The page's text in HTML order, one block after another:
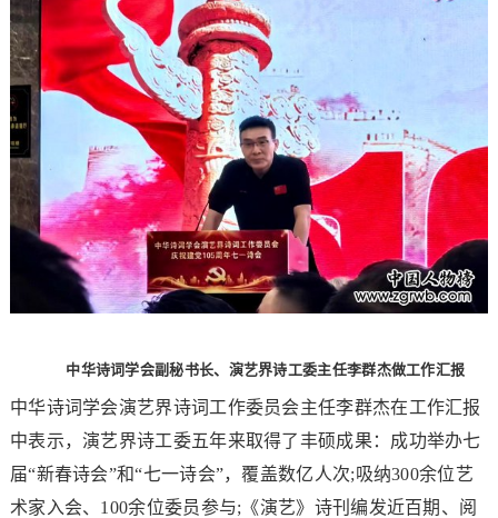
中华诗词学会副秘书长、演艺界诗工委主任李群杰做工作汇报
中华诗词学会演艺界诗词工作委员会主任李群杰在工作汇报
中表示，演艺界诗工委五年来取得了丰硕成果：成功举办七
届“新春诗会”和“七一诗会”，覆盖数亿人次;吸纳300余位艺
术家入会、100余位委员参与;《演艺》诗刊编发近百期、阅